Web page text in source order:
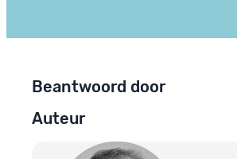
Beantwoord door
Auteur